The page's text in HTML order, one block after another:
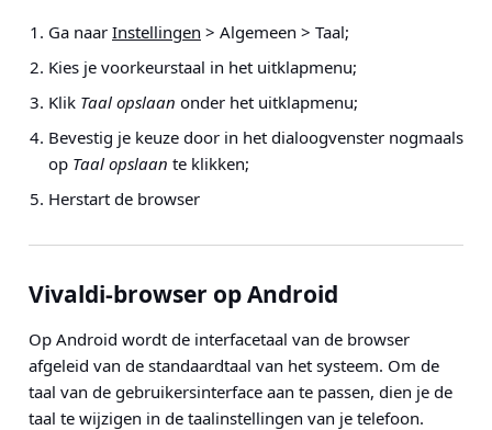
Ga naar Instellingen > Algemeen > Taal;
Kies je voorkeurstaal in het uitklapmenu;
Klik Taal opslaan onder het uitklapmenu;
Bevestig je keuze door in het dialoogvenster nogmaals
op Taal opslaan te klikken;
Herstart de browser
Vivaldi-browser op Android
Op Android wordt de interfacetaal van de browser
afgeleid van de standaardtaal van het systeem. Om de
taal van de gebruikersinterface aan te passen, dien je de
taal te wijzigen in de taalinstellingen van je telefoon.